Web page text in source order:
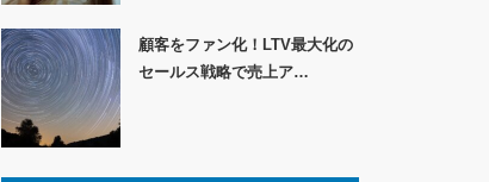
顧客をファン化！LTV最大化の
セールス戦略で売上ア…